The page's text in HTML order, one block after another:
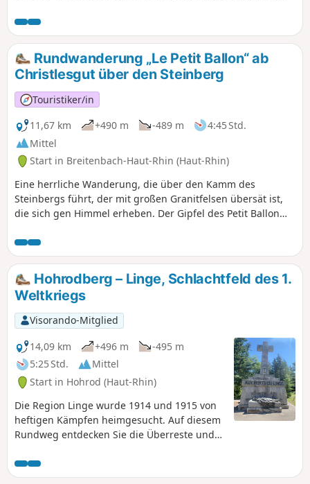
seinem Panoramablick auf das Tal von Wasserburg, die
elsässische Ebene und den Schwarzwald erreicht haben,
führt uns die Route zu den Gipfeln, um dann durch den
Wald nach Boenlesgrab hinabzusteigen. Der Rückweg ist
ruhiger und führt über Dreischoepf und Hanspen, bevor
wir wieder Wassmatt erreichen.
Rundwanderung „Le Petit Ballon“ ab
Christlesgut über den Steinberg
Touristiker/in
11,67 km
+490 m -489 m
4:45 Std.
Mittel
Start in Breitenbach-Haut-Rhin (Haut-Rhin)
Eine herrliche Wanderung, die über den Kamm des
Steinbergs führt, der mit großen Granitfelsen übersät ist,
die sich gen Himmel erheben. Der Gipfel des Petit Ballon
Steinberg gilt als energetischer Kraftort der Hochvogesen.
Diese Wanderung ist zudem ohne besondere
Schwierigkeiten, auch wenn sie einige ordentliche
Aufstiege beinhaltet.
Hohrodberg – Linge, Schlachtfeld des 1.
Weltkriegs
Visorando-Mitglied
14,09 km
+496 m
-495 m
5:25 Std.
Mittel
Start in Hohrod (Haut-Rhin)
Die Region Linge wurde 1914 und 1915 von
heftigen Kämpfen heimgesucht. Auf diesem
Rundweg entdecken Sie die Überreste und
Boden zu sehen sind. Auf diesem knapp 2
km langen Abschnitt der Front Linge-